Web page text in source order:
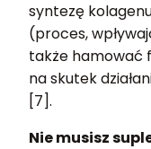
syntezę
(proces,
także hamować
na skutek
[7].
Nie musisz